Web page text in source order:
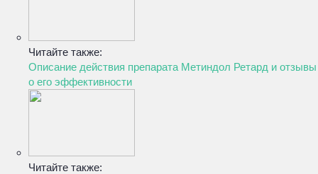
Читайте также:
Описание действия препарата Метиндол Ретард и отзывы
о его эффективности
Читайте также: